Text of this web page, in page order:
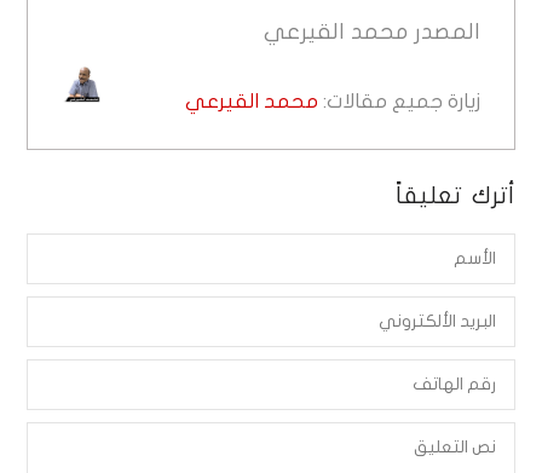
المصدر محمد القيرعي
زيارة جميع مقالات: محمد القيرعي
أترك تعليقاً